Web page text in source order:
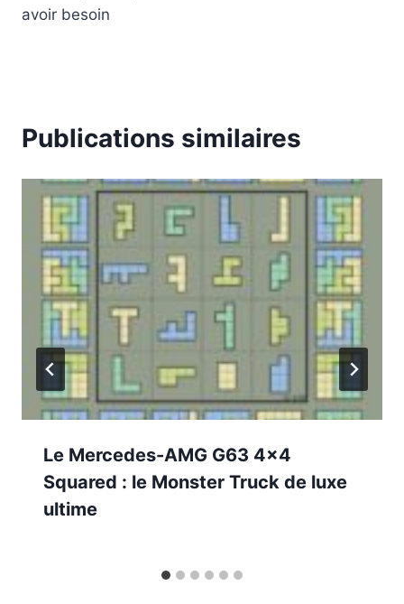
avoir besoin
Publications similaires
Le Mercedes-AMG G63 4×4
Squared : le Monster Truck de luxe
ultime